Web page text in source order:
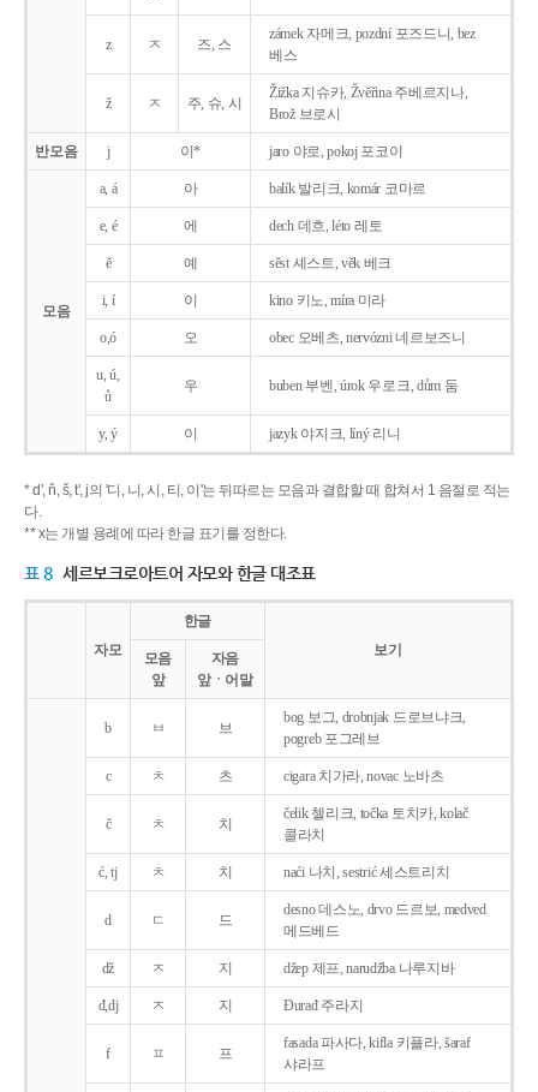
z ㅈ 즈, 스
zámek 자메크, pozdní 포즈드니, bez
베스
ž ㅈ 주, 슈, 시
Žižka 지슈카, Žvěřina 주베르지나,
Brož 브로시
반모음 j 이* jaro 야로, pokoj 포코이
모음
a, á 아 balík 발리크, komár 코마르
e, é 에 dech 데흐, léto 레토
ě 예 sěst 셰스트, věk 베크
i, í 이 kino 키노, míra 미라
o,ó 오 obec 오베츠, nervózni 네르보즈니
u, ú,
ů
우 buben 부벤, úrok 우로크, dům 둠
y, ý 이 jazyk야지크, líný 리니
* d', ň, š, t', j의 '디, 니, 시, 티, 이'는 뒤따르는 모음과 결합할 때 합쳐서 1 음절로 적는
다.
** x는 개별 용례에 따라 한글 표기를 정한다.
표 8 세르보크로아트어 자모와 한글 대조표
자모
한글
보기
모음
앞
자음
앞ㆍ어말
b ㅂ 브
bog 보그, drobnjak 드로브냐크,
pogreb 포그레브
c ㅊ 츠 cigara 치가라, novac 노바츠
č ㅊ 치
čelik 첼리크, točka 토치카, kolač
콜라치
ć, tj ㅊ 치 naći 나치, sestrić 세스트리치
d ㄷ 드
desno 데스노, drvo 드르보, medved
메드베드
dž ㅈ 지 džep 제프, narudžba 나루지바
đ,dj ㅈ 지 Ðurađ 주라지
f ㅍ 프
fasada 파사다, kifla 키플라, šaraf
샤라프